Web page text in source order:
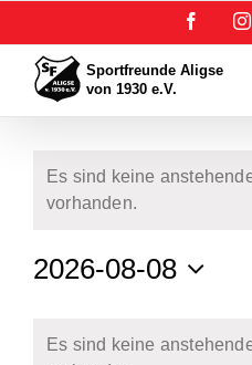
springen
Es sind keine
vorhanden.
2026-08-08
wählen.
von
Es sind keine